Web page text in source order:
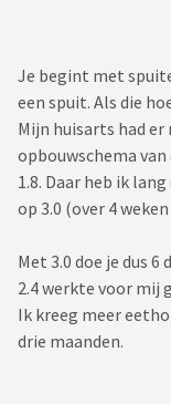
Je begint met
een spuit. Als die
Mijn huisarts had
opbouwschema
1.8. Daar heb ik
op 3.0 (over 4
Met 3.0 doe je dus
2.4 werkte voor mij
Ik kreeg meer
drie maanden.